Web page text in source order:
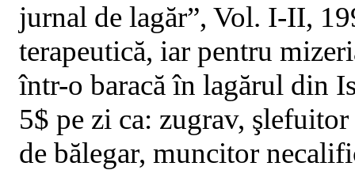
jurnal de lagăr”, Vol. I-II,
terapeutică, iar pentru
într-o baracă în lagărul din
5$ pe zi ca: zugrav,
de bălegar, muncitor